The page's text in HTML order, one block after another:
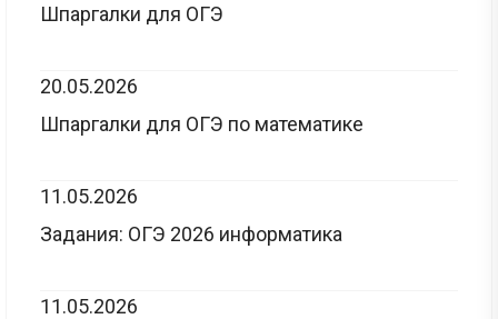
Шпаргалки для ОГЭ
20.05.2026
Шпаргалки для ОГЭ по математике
11.05.2026
Задания: ОГЭ 2026 информатика
11.05.2026